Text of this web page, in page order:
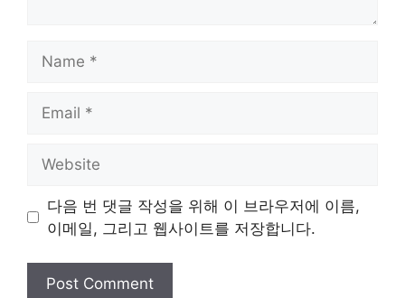
다음 번 댓글 작성을 위해 이 브라우저에 이름,
이메일, 그리고 웹사이트를 저장합니다.